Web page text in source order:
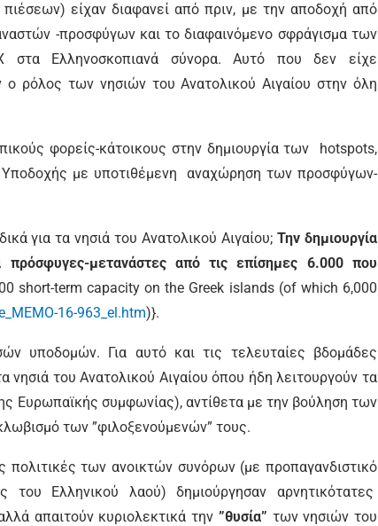
είχαν διαφανεί από πριν, με την αποδοχή από
-προσφύγων και το διαφαινόμενο σφράγισμα των
στα Ελληνοσκοπιανά σύνορα. Αυτό που δεν είχε
ο ρόλος των νησιών του Ανατολικού Αιγαίου στην όλη
φορείς-κάτοικους στην δημιουργία των hotspots,
με υποτιθέμενη αναχώρηση των προσφύγων-
για τα νησιά του Ανατολικού Αιγαίου;Την δημιουργία
μετανάστες από τις επίσημες 6.000 που
short-term capacity on the Greek islands (of which 6,000
16-963_el.htm)}.
υποδομών. Για αυτό και τις τελευταίες βδομάδες
του Ανατολικού Αιγαίου όπου ήδη λειτουργούν τα
Ευρωπαϊκής συμφωνίας), αντίθετα με την βούληση των
των ”φιλοξενούμενών” τους.
πολιτικές των ανοικτών συνόρων (με προπαγανδιστικό
του Ελληνικού λαού) δημιούργησαν αρνητικότατες
απαιτούν κυριολεκτικά την ”θυσία” των νησιών του